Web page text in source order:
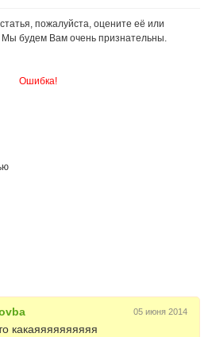
пожалуйста, оцените её или
Мы будем Вам очень признательны.
Ошибка!
05 июня 2014
какаяяяяяяяяяя